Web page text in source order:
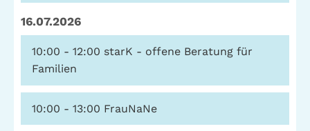
16.07.2026
10:00 - 12:00 starK - offene Beratung für
Familien
10:00 - 13:00 FrauNaNe